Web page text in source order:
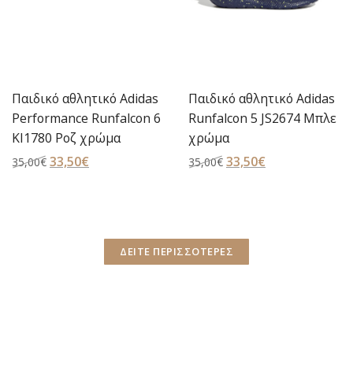
Παιδικό αθλητικό Adidas
Runfalcon 5 JS2674 Μπλε
χρώμα
35,00€ Original
33,50€
33,50€.
Παιδικό αθλητικό Adidas
Runfalcon 6 Infant Shoes
(KI1778) Γκρι χρώμα
35,00€ Original
32,00€
ΔΕΙΤΕ ΠΕΡΙΣΣΟΤΕΡΕΣ